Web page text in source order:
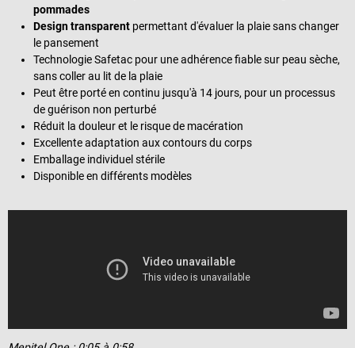
pommades
Design transparent permettant d'évaluer la plaie sans changer
le pansement
Technologie Safetac pour une adhérence fiable sur peau sèche,
sans coller au lit de la plaie
Peut être porté en continu jusqu'à 14 jours, pour un processus
de guérison non perturbé
Réduit la douleur et le risque de macération
Excellente adaptation aux contours du corps
Emballage individuel stérile
Disponible en différents modèles